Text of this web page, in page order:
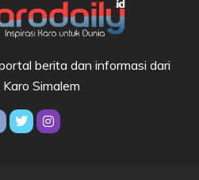
berita dan informasi dari
Simalem